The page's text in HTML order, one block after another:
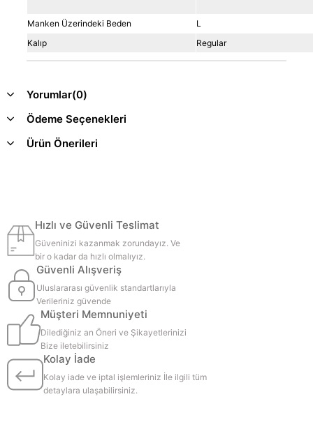
Manken Üzerindeki Beden
L
Kalıp
Regular
Yorumlar(0)
Ödeme Seçenekleri
Ürün Önerileri
Hızlı ve Güvenli Teslimat
Güveninizi kazanmak zorundayız. Ve
bir o kadar da hızlı olmalıyız.
Güvenli Alışveriş
Uluslararası güvenlik standartlarıyla
Verileriniz güvende
Müşteri Memnuniyeti
Dilediğiniz an Öneri ve Şikayetlerinizi
Bize iletebilirsiniz
Kolay İade
Kolay iade ve iptal işlemleriniz İle ilgili tüm
detaylara ulaşabilirsiniz.